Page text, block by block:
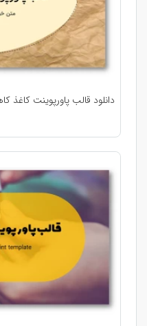
دانلود قالب پاورپوینت کاغذ